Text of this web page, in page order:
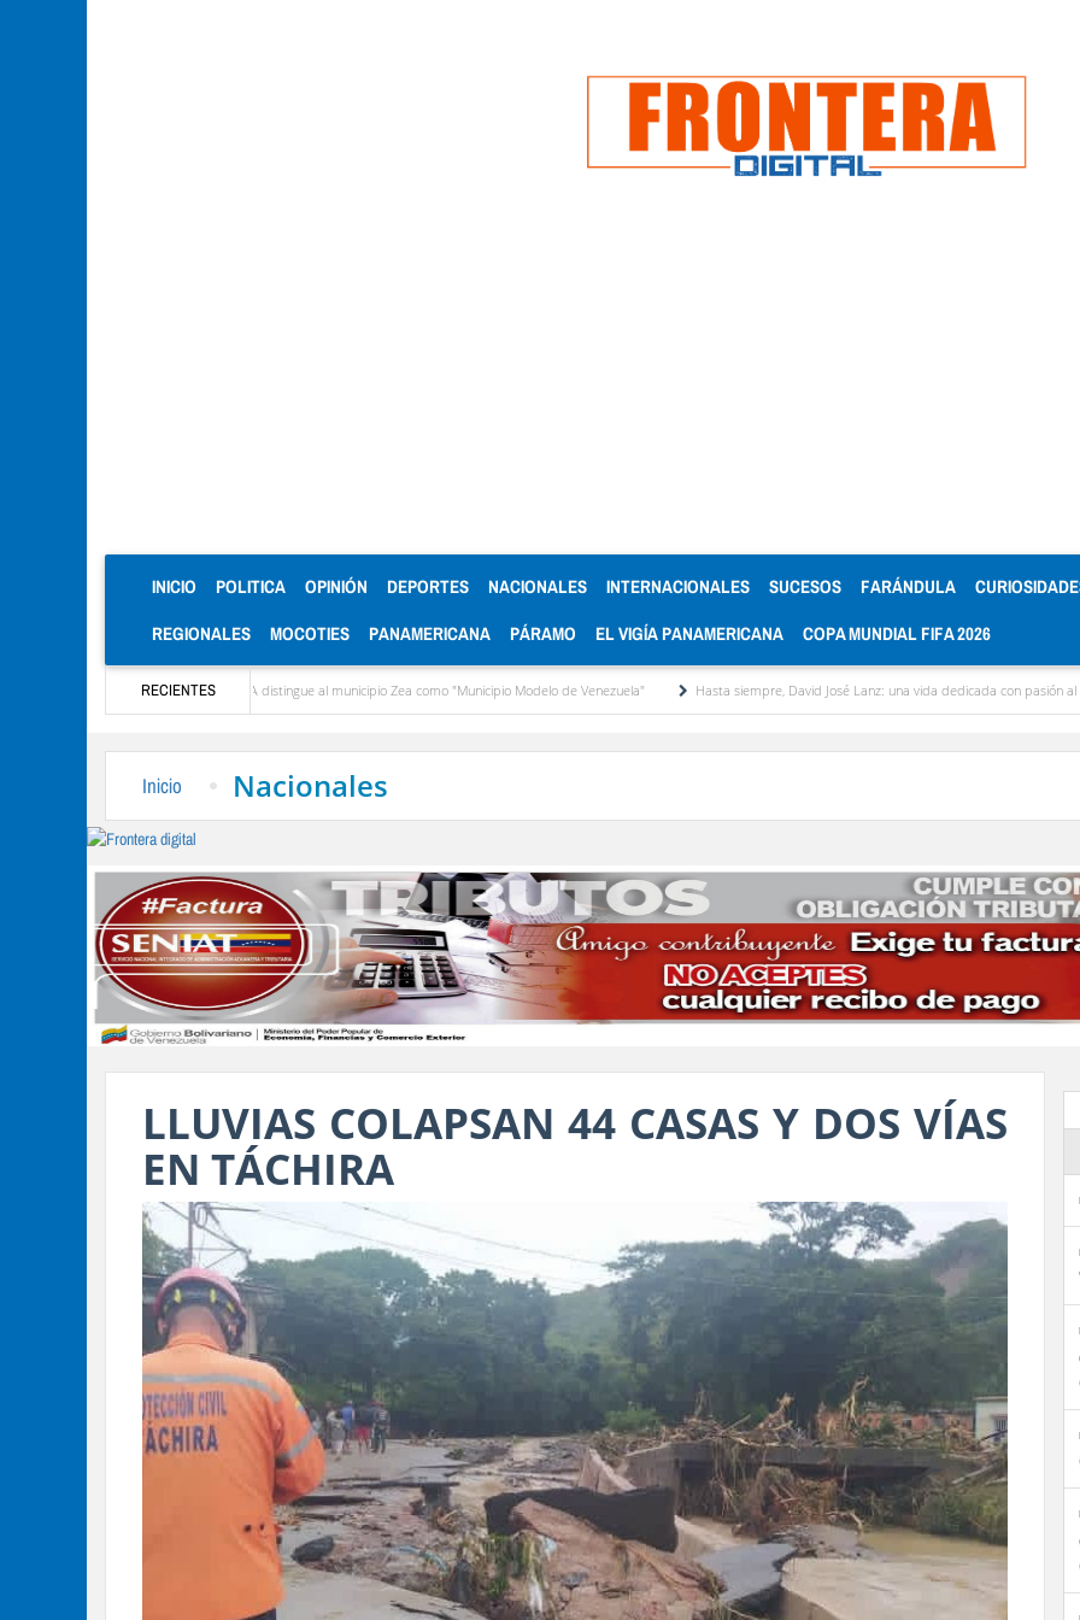
INICIO (CURRENT)
POLITICA OPINIÓN DEPORTES NACIONALES INTERNACIONALES SUCESOS FARÁNDULA
REGIONALES MOCOTIES PANAMERICANA PÁRAMO EL VIGÍA PANAMERICANA COPA MUNDIAL FIFA 2026
RECIENTES
CIEPROL-ULA distingue al municipio Zea como "Municipio Modelo de Venezuela" Hasta siempre, David José Lanz: una vida dedicada con pasión al micrófono y
Inicio Nacionales
LLUVIAS COLAPSAN 44 CASAS Y DOS VÍAS
EN TÁCHIRA